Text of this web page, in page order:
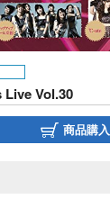
Vol.30
商品購入